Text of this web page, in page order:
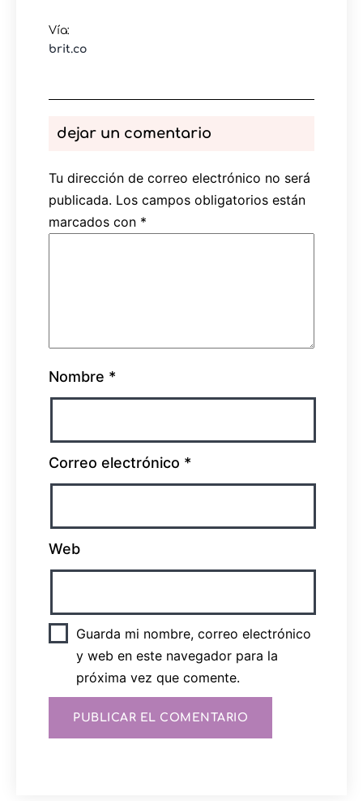
Vía:
brit.co
dejar un comentario
Tu dirección de correo electrónico no será
publicada. Los campos obligatorios están
marcados con *
Nombre *
Correo electrónico *
Web
Guarda mi nombre, correo electrónico
y web en este navegador para la
próxima vez que comente.